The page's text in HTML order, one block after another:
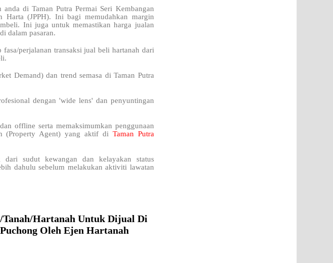
di Taman Putra Permai Seri Kembangan
Harta (JPPH). Ini bagi memudahkan margin
Ini juga untuk memastikan harga jualan
dalam pasaran.
perjalanan transaksi jual beli hartanah dari
Demand) dan trend semasa di Taman Putra
dengan 'wide lens' dan penyuntingan
offline serta memaksimumkan penggunaan
(Property Agent) yang aktif di Taman Putra
sudut kewangan dan kelayakan status
dahulu sebelum melakukan aktiviti lawatan
Hartanah Untuk Dijual Di
Oleh Ejen Hartanah